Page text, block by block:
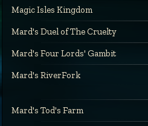
Magic Isles Kingdom
Mard's Duel of The Cruelty
Mard's Four Lords' Gambit
Mard's RiverFork
Mard's Tod's Farm